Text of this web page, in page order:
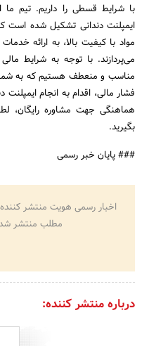
با شرایط قسطی را داریم. تیم
ایمپلنت دندانی تشکیل شده است
مواد با کیفیت بالا، به ارائه
می‌پردازند. با توجه به شرایط
مناسب و منعطف هستیم که به شما
فشار مالی، اقدام به انجام
هماهنگی جهت مشاوره رایگان،
بگیرید.
### پایان خبر رسمی
اخبار رسمی هویت منتشر
مطلب منتشر
درباره منتشر کننده: